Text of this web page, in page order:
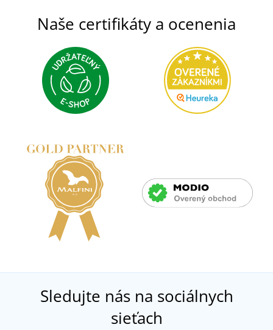
Naše certifikáty a ocenenia
Sledujte nás na sociálnych
sieťach